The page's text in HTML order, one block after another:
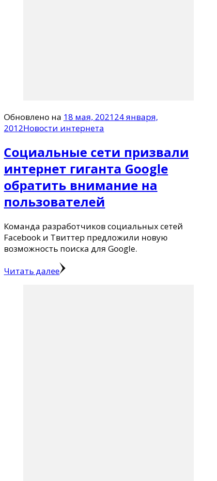
Обновлено на 18 мая, 202124 января,
2012Новости интернета
Социальные сети призвали
интернет гиганта Google
обратить внимание на
пользователей
Команда разработчиков социальных сетей
Facebook и Твиттер предложили новую
возможность поиска для Google.
Читать далее